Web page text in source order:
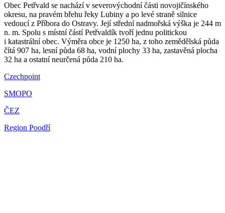
Obec Petřvald se nachází v severovýchodní části novojičínského
okresu, na pravém břehu řeky Lubiny a po levé straně silnice
vedoucí z Příbora do Ostravy. Její střední nadmořská výška je 244 m
n. m. Spolu s místní částí Petřvaldík tvoří jednu politickou
i katastrální obec. Výměra obce je 1250 ha, z toho zemědělská půda
čítá 907 ha, lesní půda 68 ha, vodní plochy 33 ha, zastavěná plocha
32 ha a ostatní neurčená půda 210 ha.
Czechpoint
SMOPO
ČEZ
Region Poodří